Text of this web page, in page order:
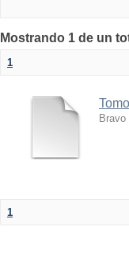
Mostrando 1 de un
1
1